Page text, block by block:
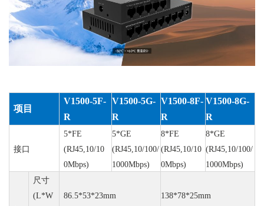
项目
V1500-5F-
R
V1500-5G-
R
V1500-8F-
R
V1500-8G-
R
接口
5*FE
(RJ45,10/10
0Mbps)
5*GE
(RJ45,10/100/
1000Mbps)
8*FE
(RJ45,10/10
0Mbps)
8*GE
(RJ45,10/100/
1000Mbps)
尺寸
(L*W
86.5*53*23mm 138*78*25mm